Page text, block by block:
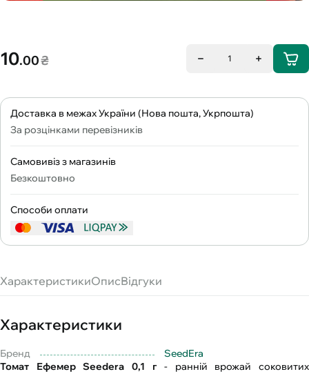
10.00₴ 1
Доставка в межах України (Нова пошта, Укрпошта)
За розцінками перевізників
Самовивіз з магазинів
Безкоштовно
Способи оплати
ХарактеристикиОписВідгуки
Характеристики
Бренд
SeedEra
Томат Ефемер Seedera 0,1 г- ранній врожай соковитих